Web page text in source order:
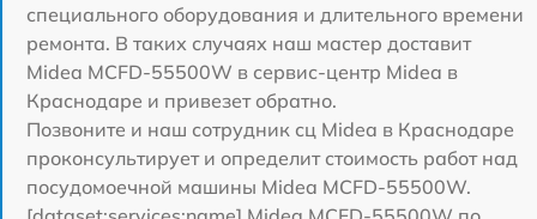
специального оборудования и длительного времени
ремонта. В таких случаях наш мастер доставит
Midea MCFD-55500W в сервис-центр Midea в
Краснодаре и привезет обратно.
Позвоните и наш сотрудник сц Midea в Краснодаре
проконсультирует и определит стоимость работ над
посудомоечной машины Midea MCFD-55500W.